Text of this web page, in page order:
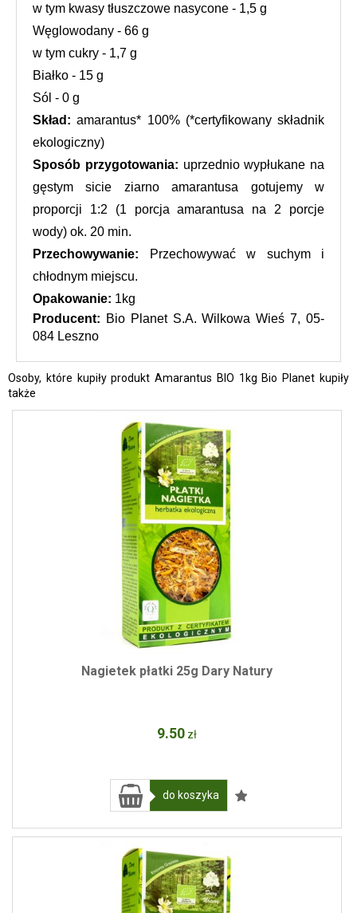
w tym kwasy tłuszczowe nasycone - 1,5 g
Węglowodany - 66 g
w tym cukry - 1,7 g
Białko - 15 g
Sól - 0 g
Skład: amarantus* 100% (*certyfikowany składnik
ekologiczny)
Sposób przygotowania: uprzednio wypłukane na
gęstym sicie ziarno amarantusa gotujemy w
proporcji 1:2 (1 porcja amarantusa na 2 porcje
wody) ok. 20 min.
Przechowywanie:
Przechowywać w suchym i
chłodnym miejscu.
Opakowanie: 1kg
Producent: Bio Planet S.A. Wilkowa Wieś 7, 05-
084 Leszno
Osoby, które kupiły produkt Amarantus BIO 1kg Bio Planet kupiły
także
Nagietek płatki 25g Dary Natury
9.50 zł
do koszyka